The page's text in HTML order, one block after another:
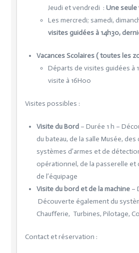
Jeudi et vendredi : Une seule
Les mercredi; samedi,
visites guidées à 14h30,
Vacances Scolaires ( toutes les
Départs de visites guidées à
visite à 16H00
Visites possibles :
Visite du Bord – Durée 1 h –
du bateau, de la salle Musée,
systèmes d’armes et de
opérationnel, de la passerelle et
de l’équipage
Visite du bord et de la machine–
Découverte également du
Chaufferie, Turbines, Pilotage,
Contact et réservation :